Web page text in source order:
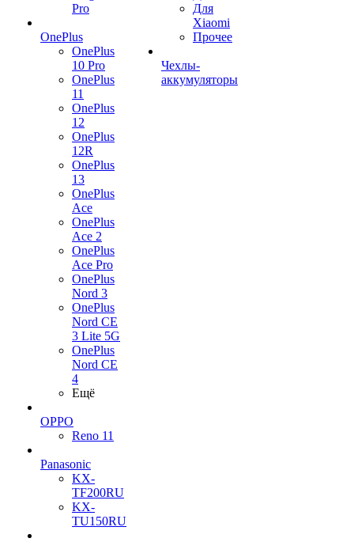
Pro
OnePlus
OnePlus
10 Pro
OnePlus
11
OnePlus
12
OnePlus
12R
OnePlus
13
OnePlus
Ace
OnePlus
Ace 2
OnePlus
Ace Pro
OnePlus
Nord 3
OnePlus
Nord CE
3 Lite 5G
OnePlus
Nord CE
4
Ещё
OPPO
Reno 11
Panasonic
KX-
TF200RU
KX-
TU150RU
Для
Xiaomi
Прочее
Чехлы-
аккумуляторы